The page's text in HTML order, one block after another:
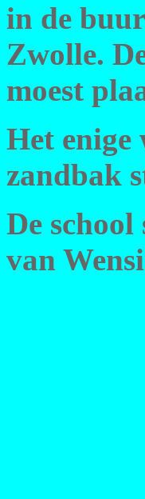
in de
Zwolle.
moest
Het enige
zandbak
De
van